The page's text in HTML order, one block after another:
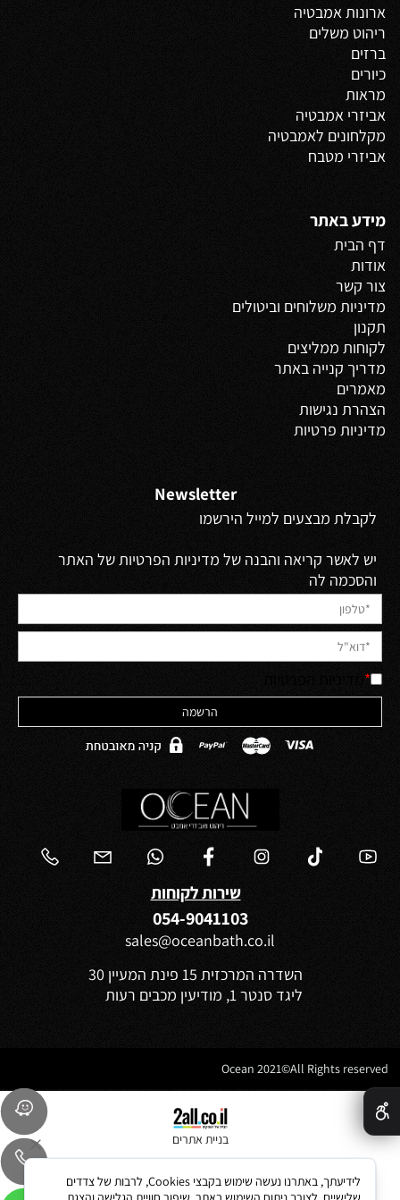
ארונות אמבטיה
ריהוט משלים
ברזים
כיורים
מראות
אביזרי אמבטיה
מקלחונים לאמבטיה
אביזרי מטבח
מידע באתר
דף הבית
אודות
צור קשר
מדיניות משלוחים וביטולים
תקנון
לקוחות ממליצים
מדריך קנייה באתר
מאמרים
הצהרת נגישות
מדיניות פרטיות
Newsletter
לקבלת מבצעים למייל הירשמו
יש לאשר קריאה והבנה של מדיניות הפרטיות של האתר
והסכמה לה
*
שירות לקוחות
054-9041103
sales@oceanbath.co.il
השדרה המרכזית 15 פינת המעיין 30
ליגד סנטר 1, מודיעין מכבים רעות
בניית אתרים
לידיעתך, באתרנו נעשה שימוש בקבצי Cookies, לרבות של צדדים